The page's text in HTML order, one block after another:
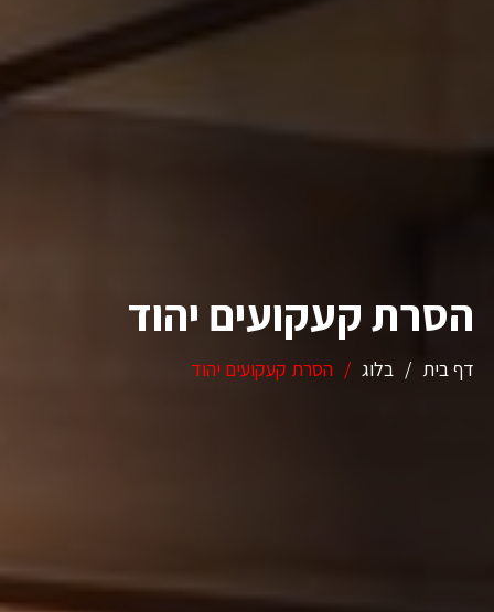
הסרת קעקועים יהוד
דף בית / בלוג / הסרת קעקועים יהוד